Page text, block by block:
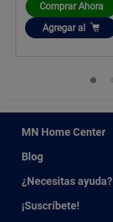
Comprar Ahora
Añadir
Agregar al
MN Home Center
Blog
¿Necesitas ayuda?
¡Suscríbete!